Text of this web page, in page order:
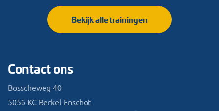
Bekijk alle trainingen
Contact ons
Bosscheweg 40
5056 KC Berkel-Enschot